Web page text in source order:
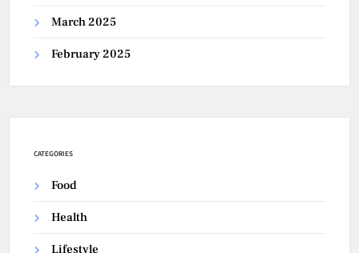
March 2025
February 2025
CATEGORIES
Food
Health
Lifestyle